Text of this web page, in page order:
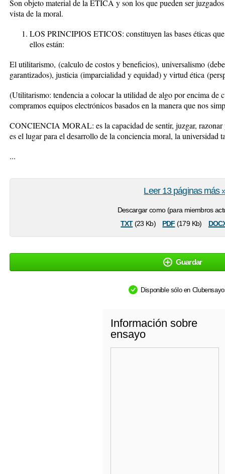
Son objeto material de la ETICA y son los que pueden ser
vista de la moral.
LOS PRINCIPIOS ETICOS: constituyen las bases éticas
ellos están:
El utilitarismo, (calculo de costos y beneficios), universalismo
garantizados), justicia (imparcialidad y equidad) yvirtud ética
(Utilitarismo: tendencia a colocar la utilidad de algo por encima de
compramos equipos electrónicos basados en la manera que nos
CONCIENCIA MORAL: es la capacidad de sentir, juzgar,
es el lugar para el desarrollo de la conciencia moral, la universidad
...
Descargar como (para miembros
txt(23 Kb) pdf (179 Kb)
Leer 13 páginas más
Guardar
Disponible sólo en
Información sobre
ensayo